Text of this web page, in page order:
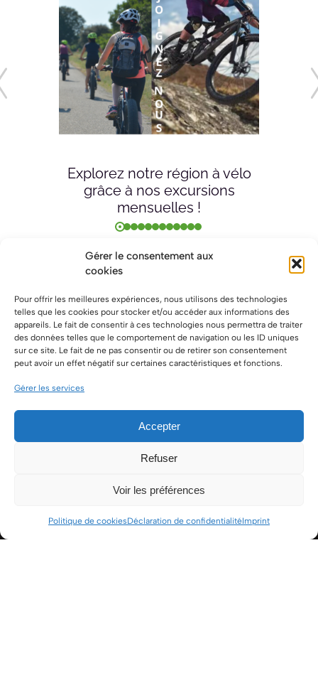
Gérer le consentement aux
cookies
Pour offrir les meilleures expériences, nous utilisons des technologies
telles que les cookies pour stocker et/ou accéder aux informations des
appareils. Le fait de consentir à ces technologies nous permettra de traiter
des données telles que le comportement de navigation ou les ID uniques
sur ce site. Le fait de ne pas consentir ou de retirer son consentement
peut avoir un effet négatif sur certaines caractéristiques et fonctions.
Gérer les services
Accepter
Refuser
Voir les préférences
Politique de cookiesDéclaration de confidentialitéImprint
Explorez notre région à vélo
grâce à nos excursions
mensuelles !
VENEZ
Cabrières-
d’Avignon –
France
HORAIRES
Mardi –
Vendredi –
18h30